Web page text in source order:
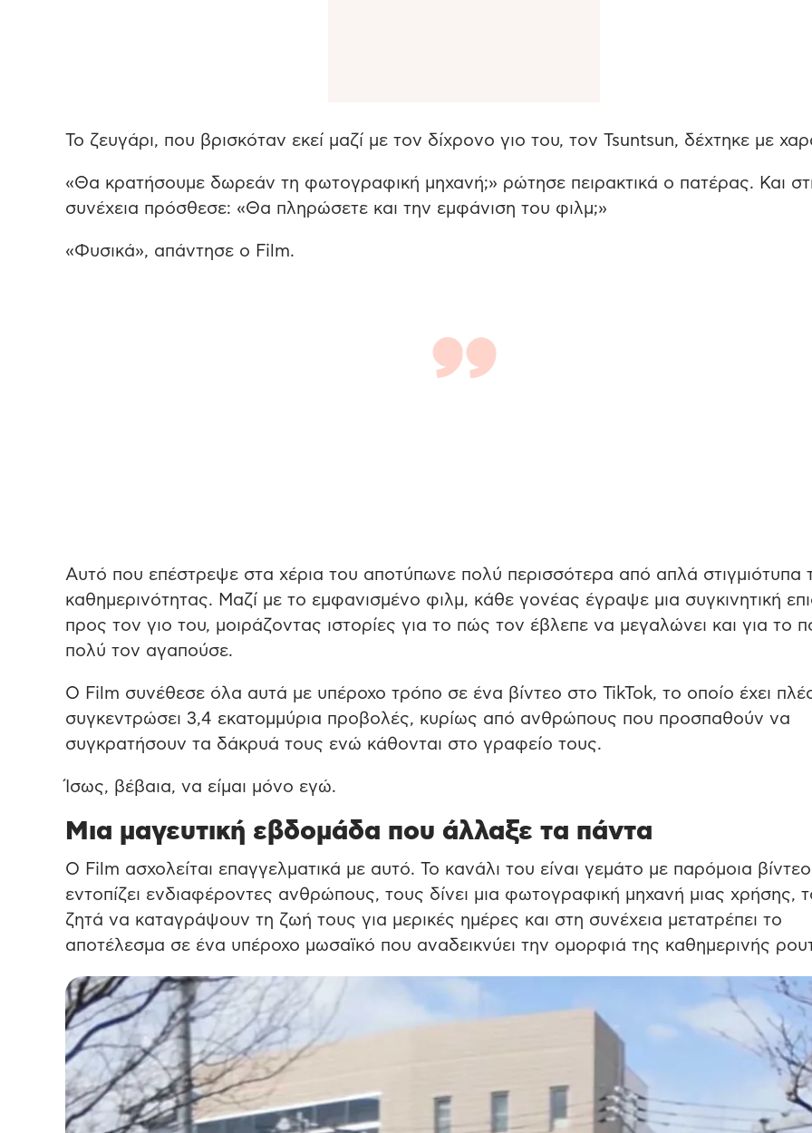
Το ζευγάρι, που βρισκόταν εκεί μαζί με τον δίχρονο γιο του, τον Tsuntsun, δέχτηκε με
«Θα κρατήσουμε δωρεάν τη φωτογραφική μηχανή;» ρώτησε πειρακτικά ο πατέρας. Και
συνέχεια πρόσθεσε: «Θα πληρώσετε και την εμφάνιση του φιλμ;»
«Φυσικά», απάντησε ο Film.
Αυτό που επέστρεψε στα χέρια του αποτύπωνε πολύ περισσότερα από απλά στιγμιότυπα
καθημερινότητας. Μαζί με το εμφανισμένο φιλμ, κάθε γονέας έγραψε μια συγκινητική
προς τον γιο του, μοιράζοντας ιστορίες για το πώς τον έβλεπε να μεγαλώνει και για το
πολύ τον αγαπούσε.
Ο Film συνέθεσε όλα αυτά με υπέροχο τρόπο σε ένα βίντεο στο TikTok, το οποίο έχει
συγκεντρώσει 3,4 εκατομμύρια προβολές, κυρίως από ανθρώπους που προσπαθούν να
συγκρατήσουν τα δάκρυά τους ενώ κάθονται στο γραφείο τους.
Ίσως, βέβαια, να είμαι μόνο εγώ.
Μια μαγευτική εβδομάδα που άλλαξε τα πάντα
Ο Film ασχολείται επαγγελματικά με αυτό. Το κανάλι του είναι γεμάτο με παρόμοια
εντοπίζει ενδιαφέροντες ανθρώπους, τους δίνει μια φωτογραφική μηχανή μιας χρήσης,
ζητά να καταγράψουν τη ζωή τους για μερικές ημέρες και στη συνέχεια μετατρέπει το
αποτέλεσμα σε ένα υπέροχο μωσαϊκό που αναδεικνύει την ομορφιά της καθημερινής